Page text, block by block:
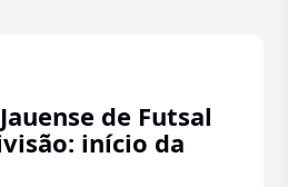
de Futsal
início da